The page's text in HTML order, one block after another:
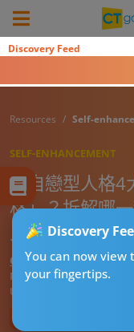
Discovery Feed
Discovery
You can now view
your fingertips.
Resources Self-
SELF-ENHANCEMENT
【自戀型人格4
格」？拆解哪
人格」？
CT熱話管理員
Published:2026-07-29 12:15
Updated: